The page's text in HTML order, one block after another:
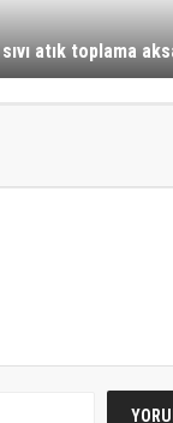
atık toplama